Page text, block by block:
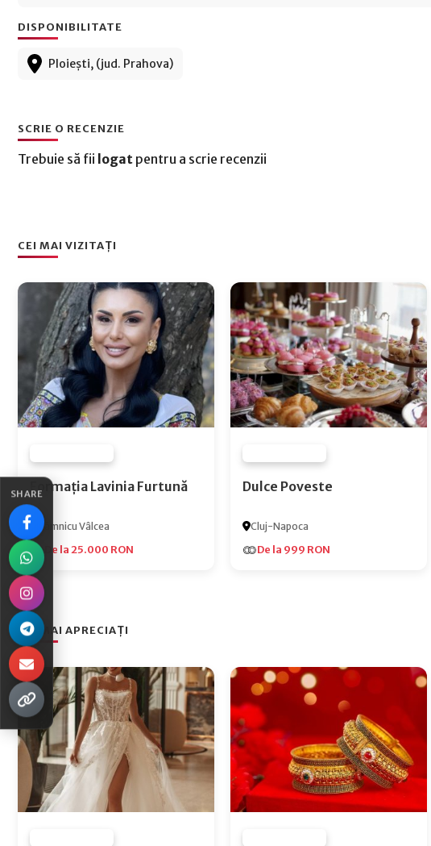
SHARE
DISPONIBILITATE
Ploiești, (jud. Prahova)
SCRIE O RECENZIE
Trebuie să fii logat pentru a scrie recenzii
CEI MAI VIZITAȚI
Formația Lavinia Furtună
Râmnicu Vâlcea
De la 25.000 RON
Dulce Poveste
Cluj-Napoca
De la 999 RON
CEI MAI APRECIAȚI